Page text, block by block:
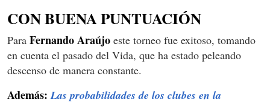
CON BUENA PUNTUACIÓN
Para Fernando Araújo este torneo fue exitoso, tomando
en cuenta el pasado del Vida, que ha estado peleando
descenso de manera constante.
Además:Las probabilidades de los clubes en la